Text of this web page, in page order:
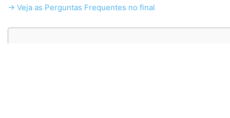
→ Veja as Perguntas Frequentes no final